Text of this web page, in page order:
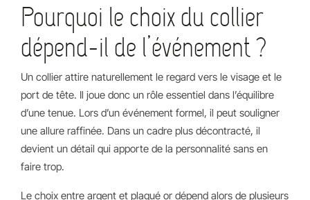
Pourquoi le choix du collier
dépend-il de l’événement ?
Un collier attire naturellement le regard vers le visage et le
port de tête. Il joue donc un rôle essentiel dans l’équilibre
d’une tenue. Lors d’un événement formel, il peut souligner
une allure raffinée. Dans un cadre plus décontracté, il
devient un détail qui apporte de la personnalité sans en
faire trop.
Le choix entre argent et plaqué or dépend alors de plusieurs